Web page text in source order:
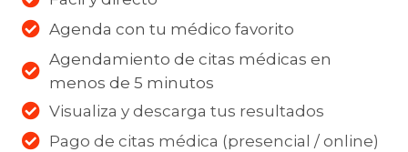
Agenda con tu médico favorito
Agendamiento de citas médicas en
menos de 5 minutos
Visualiza y descarga tus resultados
Pago de citas médica (presencial / online)